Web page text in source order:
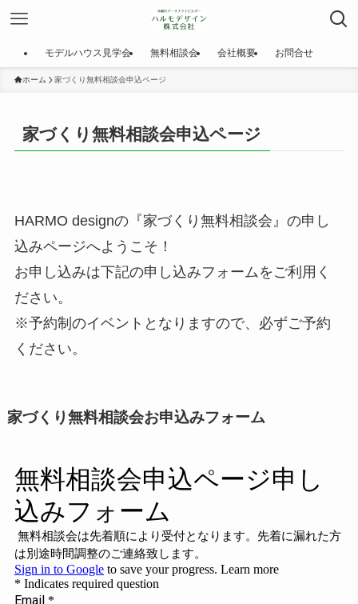
モデルハウス見学会 無料相談会 会社概要 お問合せ
ホーム 家づくり無料相談会申込ページ
家づくり無料相談会申込ページ
HARMO designの『家づくり無料相談会』の申し
込みページへようこそ！
お申し込みは下記の申し込みフォームをご利用く
ださい。
※予約制のイベントとなりますので、必ずご予約
ください。
家づくり無料相談会お申込みフォーム